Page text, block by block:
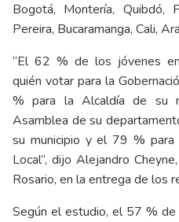
Bogotá, Montería, Quibdó,
Pereira, Bucaramanga, Cali,
“El 62 % de los jóvenes
quién votar para la
% para la Alcaldía de su
Asamblea de su
su municipio y el 79 % para
Local”, dijo Alejandro
Rosario, en la entrega de los
Según el estudio, el 57 %